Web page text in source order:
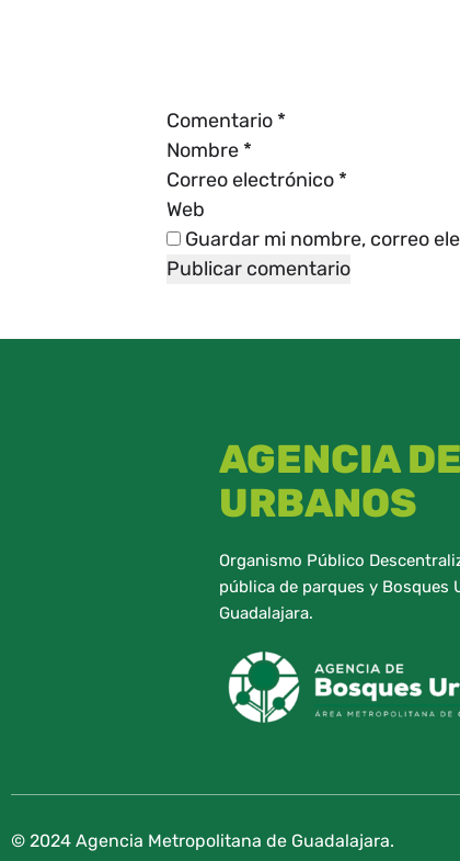
Comentario *
Nombre *
Correo electrónico *
Web
Guardar mi nombre, correo
AGENCIA
URBANOS
Organismo Público
pública de parques y Bosques
Guadalajara.
© 2024 Agencia Metropolitana de Guadalajara.